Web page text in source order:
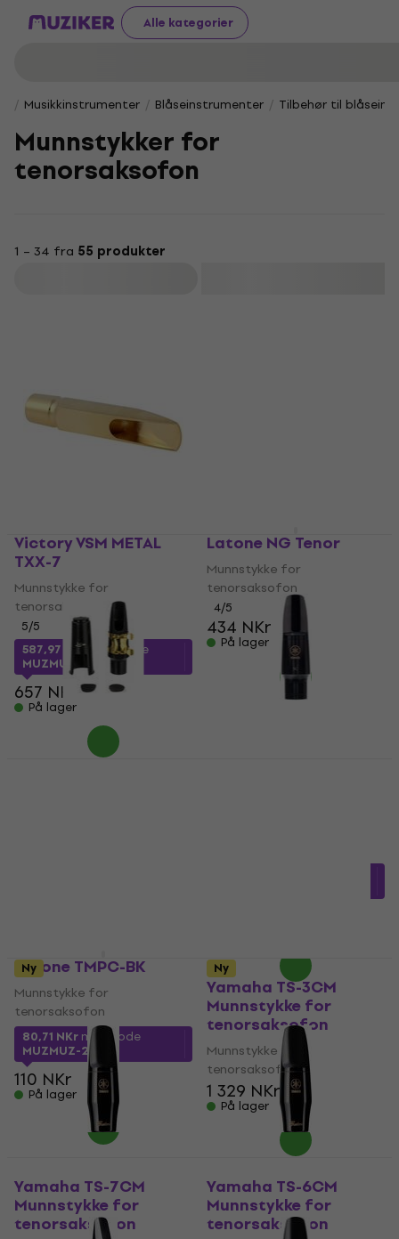
Alle kategorier
Musikkinstrumenter Blåseinstrumenter Tilbehør til
Munnstykker for
tenorsaksofon
1 – 34 fra 55 produkter
Victory VSM METAL
TXX-7
Munnstykke for
tenorsaksofon
5/5
587,97 NKr med kode
MUZMUZ-10
657 NKr
På lager
Latone NG Tenor
Munnstykke for
tenorsaksofon
4/5
434 NKr
På lager
Latone TMPC-BK
Munnstykke for
tenorsaksofon
80,71 NKrmed kode
MUZMUZ-25
110 NKr
På lager
Yamaha TS-3CM
Munnstykke for
tenorsaksofon
Munnstykke for
tenorsaksofon
1 329 NKr
På lager
Ny
Yamaha TS-7CM
Munnstykke for
tenorsaksofon
Ny
Yamaha TS-6CM
Munnstykke for
tenorsaksofon